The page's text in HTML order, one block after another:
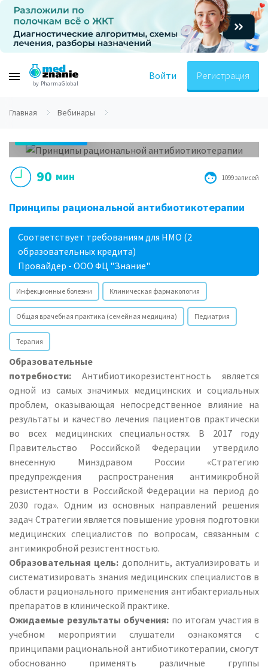
by PharmaGlobal
Войти Регистрация
Главная
Вебинары
90 мин 1099 записей
Принципы рациональной антибиотикотерапии
Соответствует требованиям для НМО (2
образовательных кредита)
Провайдер - ООО ФЦ "Знание"
Инфекционные болезни Клиническая фармакология
Общая врачебная практика (семейная медицина) Педиатрия
Терапия
Образовательные
потребности: Антибиотикорезистентность является
одной из самых значимых медицинских и социальных
проблем, оказывающая непосредственное влияние на
результаты и качество лечения пациентов практически
во всех медицинских специальностях. В 2017 году
Правительство Российской Федерации утвердило
внесенную Минздравом России «Стратегию
предупреждения распространения антимикробной
резистентности в Российской Федерации на период до
2030 года». Одним из основных направлений решения
задач Стратегии является повышение уровня подготовки
медицинских специалистов по вопросам, связанным с
антимикробной резистентностью.
Образовательная цель: дополнить, актуализировать и
систематизировать знания медицинских специалистов в
области рационального применения антибактериальных
препаратов в клинической практике.
Ожидаемые результаты обучения: по итогам участия в
учебном мероприятии слушатели ознакомятся с
принципами рациональной антибиотикотерапии, смогут
обоснованно применять различные группы